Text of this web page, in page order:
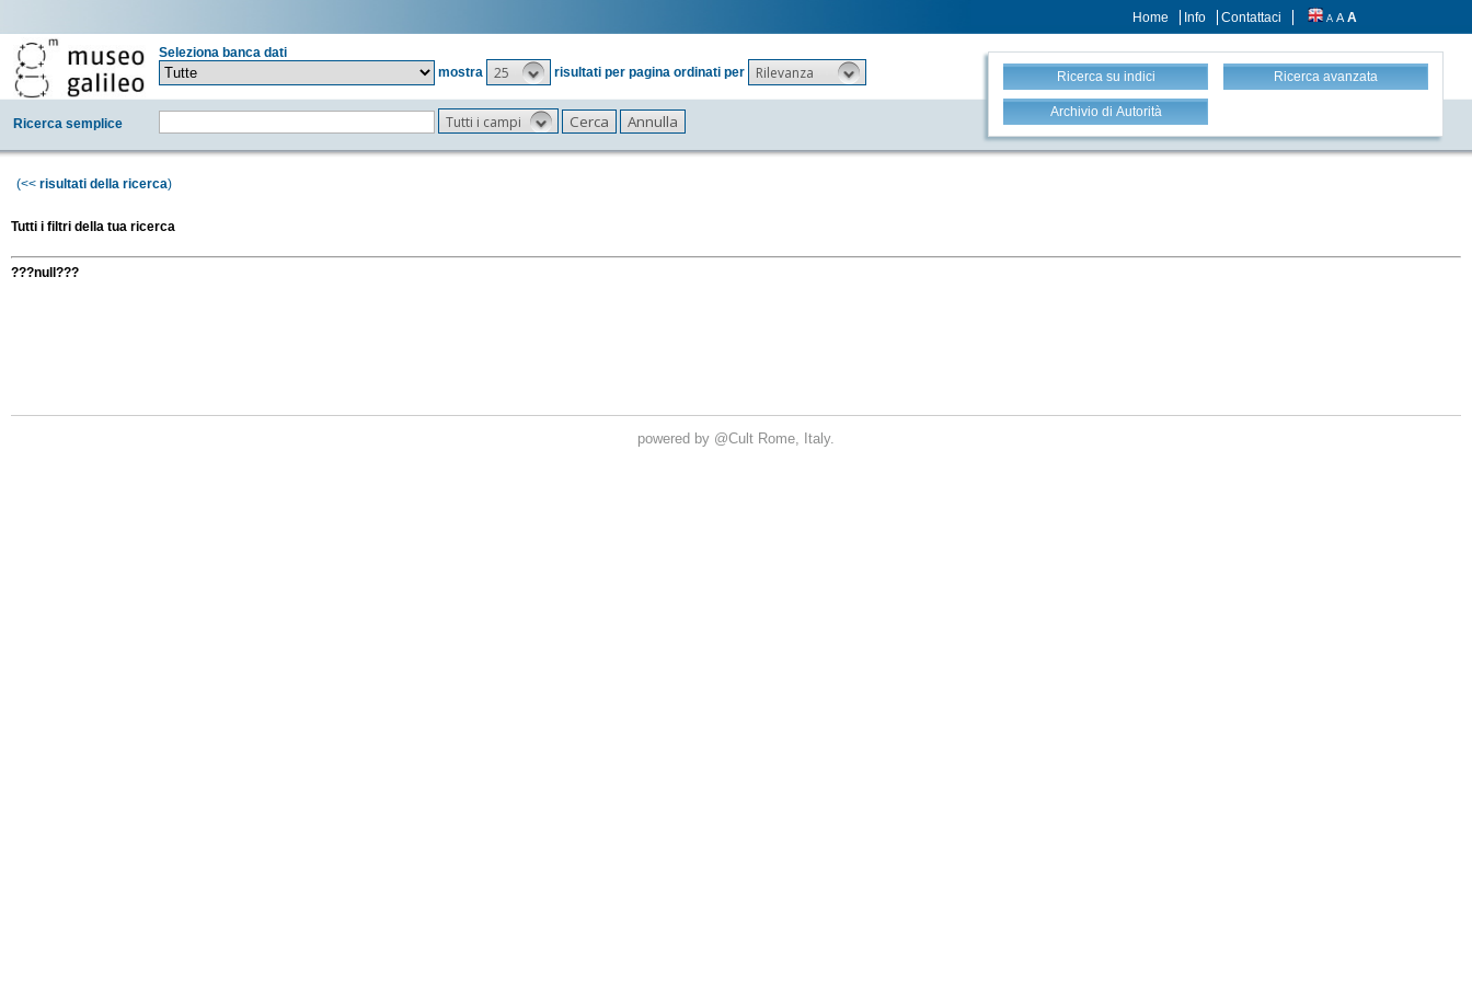
Home Info Contattaci A A A
Seleziona banca dati
mostra
25 risultati per pagina ordinati per Rilevanza
Ricerca semplice Tutti i campi
Ricerca su indici Ricerca avanzata
Archivio di Autorità
(<< risultati della ricerca)
Tutti i filtri della tua ricerca
???null???
powered by @Cult Rome, Italy.